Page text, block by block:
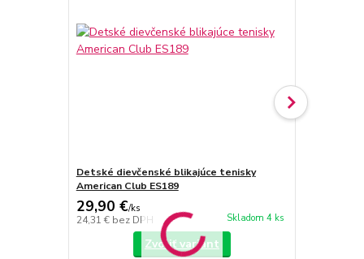
Detské dievčenské blikajúce tenisky
American Club ES189
29,90 €/ks
24,31 € bez DPH Skladom 4 ks
Zvoliť variant